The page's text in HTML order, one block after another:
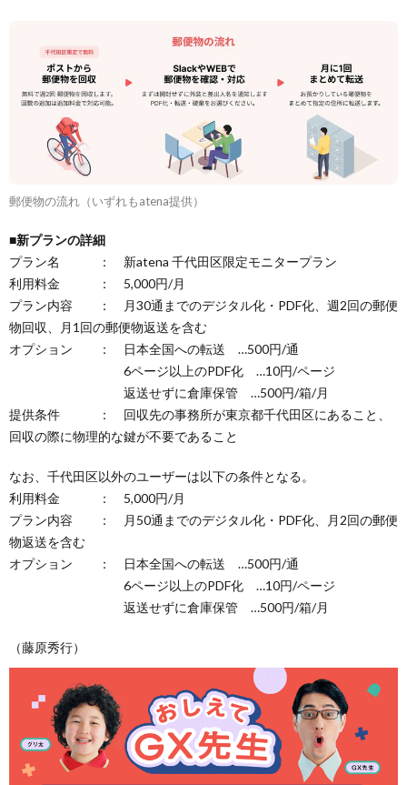
郵便物の流れ（いずれもatena提供）
■新プランの詳細
プラン名 ： 新atena 千代田区限定モニタープラン
利用料金 ： 5,000円/月
プラン内容 ： 月30通までのデジタル化・PDF化、週2回の郵便
物回収、月1回の郵便物返送を含む
オプション ： 日本全国への転送 …500円/通
6ページ以上のPDF化 …10円/ページ
返送せずに倉庫保管 …500円/箱/月
提供条件 ： 回収先の事務所が東京都千代田区にあること、
回収の際に物理的な鍵が不要であること
なお、千代田区以外のユーザーは以下の条件となる。
利用料金 ： 5,000円/月
プラン内容 ： 月50通までのデジタル化・PDF化、月2回の郵便
物返送を含む
オプション ： 日本全国への転送 …500円/通
6ページ以上のPDF化 …10円/ページ
返送せずに倉庫保管 …500円/箱/月
（藤原秀行）